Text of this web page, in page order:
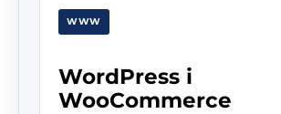
WWW
WordPress i
WooCommerce